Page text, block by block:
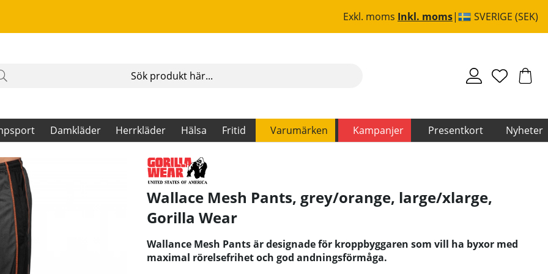
Exkl. moms Inkl. moms SVERIGE (SEK)
Damkläder Herrkläder Hälsa Fritid Varumärken Kampanjer Presentkort Nyheter
Wallace Mesh Pants, grey/orange, large/xlarge,
Gorilla Wear
Wallance Mesh Pants är designade för kroppbyggaren som vill ha byxor med
maximal rörelsefrihet och god andningsförmåga.